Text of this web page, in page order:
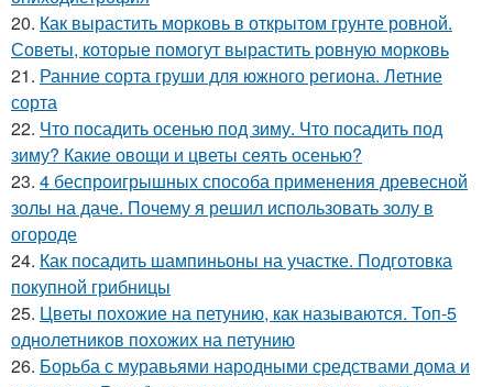
20. Как вырастить морковь в открытом грунте ровной.
Советы, которые помогут вырастить ровную морковь
21. Ранние сорта груши для южного региона. Летние
сорта
22. Что посадить осенью под зиму. Что посадить под
зиму? Какие овощи и цветы сеять осенью?
23. 4 беспроигрышных способа применения древесной
золы на даче. Почему я решил использовать золу в
огороде
24. Как посадить шампиньоны на участке. Подготовка
покупной грибницы
25. Цветы похожие на петунию, как называются. Топ-5
однолетников похожих на петунию
26. Борьба с муравьями народными средствами дома и